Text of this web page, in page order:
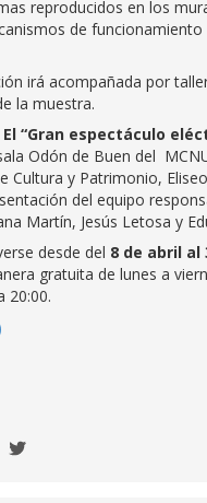
reproducidos en los
de
irá acompañada por
la muestra.
El “Gran espectáculo
Odón de Buen del
Cultura y Patrimonio,
del equipo
Martín, Jesús Letosa y
desde del 8 de abril al
gratuita de lunes a
20:00.